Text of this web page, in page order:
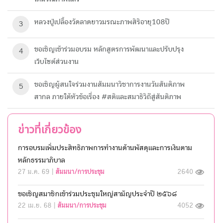
3 หลวงปู่เปลื้องวัดลาดยาวมรณะภาพสิริอายุ108ปี
4
ขอเชิญเข้าร่วมอบรม หลักสูตรการพัฒนาและปรับปรุง
เว็บไซต์ส่วนงาน
5
ขอเชิญผู้สนใจร่วมงานสัมมนาวิชาการงานวันสันติภาพ
สากล ภายใต้หัวข้อเรื่อง #สติและสมาธิวิถีสู่สันติภาพ
ข่าวที่เกี่ยวข้อง
การอบรมเพิ่มประสิทธิภาพการทำงานด้านพัสดุและการเงินตาม
หลักธรรมาภิบาล
27 ม.ค. 69 | สัมมนา/การประชุม 2640
ขอเชิญสมาชิกเข้าร่วมประชุมใหญ่สามัญประจำปี ๒๕๖๘
22 เม.ย. 68 | สัมมนา/การประชุม 4052